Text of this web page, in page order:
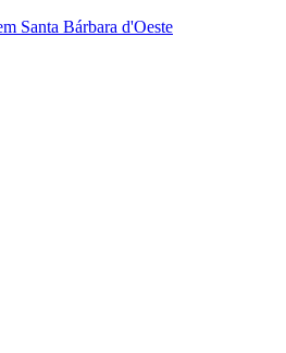
Santa Bárbara d'Oeste